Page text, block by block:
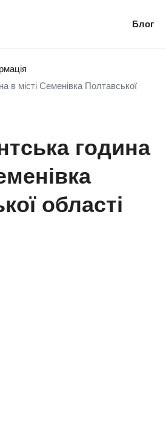
Блог
в місті Семенівка Полтавської
година
області